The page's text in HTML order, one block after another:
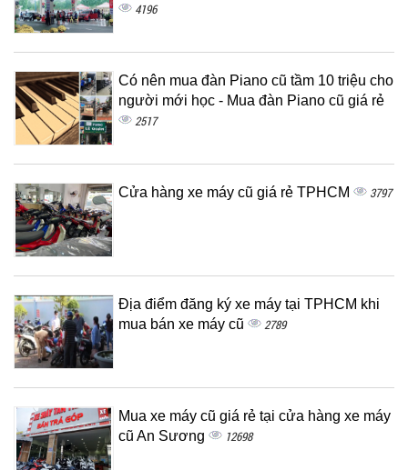
4196
Có nên mua đàn Piano cũ tầm 10 triệu cho
người mới học - Mua đàn Piano cũ giá rẻ
2517
Cửa hàng xe máy cũ giá rẻ TPHCM 3797
Địa điểm đăng ký xe máy tại TPHCM khi
mua bán xe máy cũ
2789
Mua xe máy cũ giá rẻ tại cửa hàng xe máy
cũ An Sương
12698